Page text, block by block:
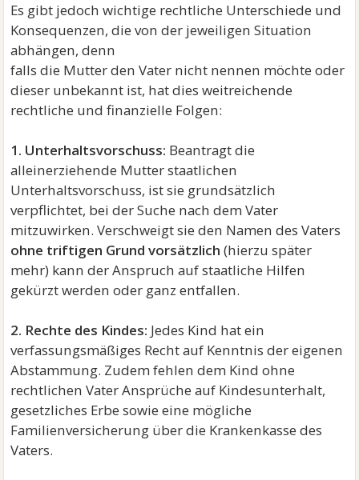
Es gibt jedoch wichtige rechtliche Unterschiede und
Konsequenzen, die von der jeweiligen Situation
abhängen, denn
falls die Mutter den Vater nicht nennen möchte oder
dieser unbekannt ist, hat dies weitreichende
rechtliche und finanzielle Folgen:
1. Unterhaltsvorschuss: Beantragt die
alleinerziehende Mutter staatlichen
Unterhaltsvorschuss, ist sie grundsätzlich
verpflichtet, bei der Suche nach dem Vater
mitzuwirken. Verschweigt sie den Namen des Vaters
ohne triftigen Grund vorsätzlich(hierzu später
mehr) kann der Anspruch auf staatliche Hilfen
gekürzt werden oder ganz entfallen.
2. Rechte des Kindes: Jedes Kind hat ein
verfassungsmäßiges Recht auf Kenntnis der eigenen
Abstammung. Zudem fehlen dem Kind ohne
rechtlichen Vater Ansprüche auf Kindesunterhalt,
gesetzliches Erbe sowie eine mögliche
Familienversicherung über die Krankenkasse des
Vaters.